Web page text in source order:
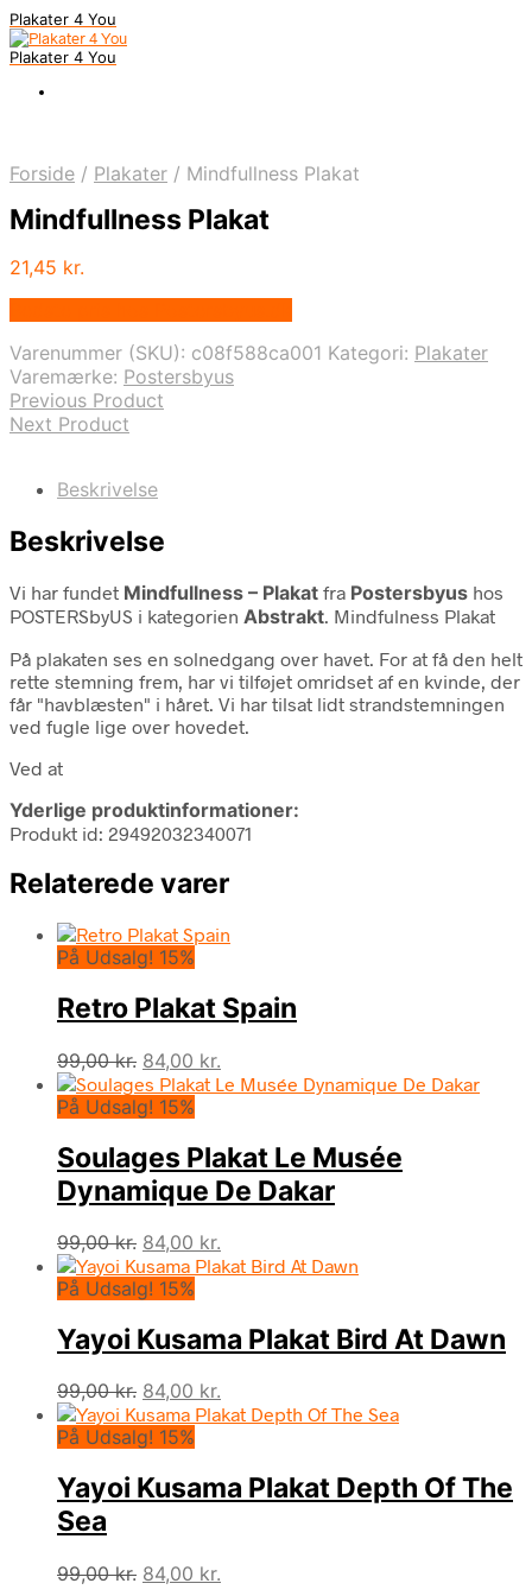
Plakater 4 You
Plakater 4 You
Forside / Plakater / Mindfullness Plakat
Mindfullness Plakat
21,45 kr.
Varenummer (SKU): c08f588ca001 Kategori: Plakater
Varemærke: Postersbyus
Previous Product
Next Product
Beskrivelse
Beskrivelse
Vi har fundet Mindfullness – Plakat fra Postersbyus hos
POSTERSbyUS i kategorien Abstrakt. Mindfulness Plakat
På plakaten ses en solnedgang over havet. For at få den helt
rette stemning frem, har vi tilføjet omridset af en kvinde, der
får "havblæsten" i håret. Vi har tilsat lidt strandstemningen
ved fugle lige over hovedet.
Ved at
Yderlige produktinformationer:
Produkt id: 29492032340071
Relaterede varer
På Udsalg! 15%
Retro Plakat Spain
99,00kr. Den
oprindelige
pris
99,00 kr..
84,00 kr.
aktuelle
84,00 kr..
På Udsalg! 15%
Soulages Plakat Le Musée
Dynamique De Dakar
99,00kr. Den
oprindelige
pris
99,00 kr..
84,00 kr.
aktuelle
84,00 kr..
På Udsalg! 15%
Yayoi Kusama Plakat Bird At Dawn
99,00kr. Den
oprindelige
pris
99,00 kr..
84,00 kr.
aktuelle
84,00 kr..
På Udsalg! 15%
Yayoi Kusama Plakat Depth Of The
Sea
99,00kr. Den
84,00 kr.